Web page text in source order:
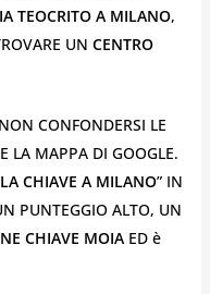
TEOCRITO A MILANO,
UN CENTRO
CONFONDERSI LE
LA MAPPA DI GOOGLE.
CHIAVE A MILANO” IN
PUNTEGGIO ALTO, UN
CHIAVE MOIA ED è